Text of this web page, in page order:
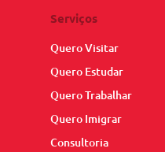
Serviços
Quero Visitar
Quero Estudar
Quero Trabalhar
Quero Imigrar
Consultoria